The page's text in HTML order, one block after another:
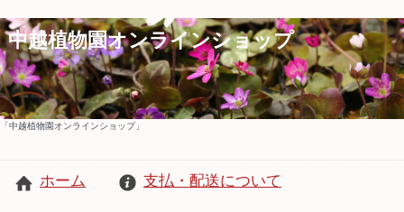
中越植物園オンラインショップ
「中越植物園オンラインショップ」
ホーム 支払・配送について